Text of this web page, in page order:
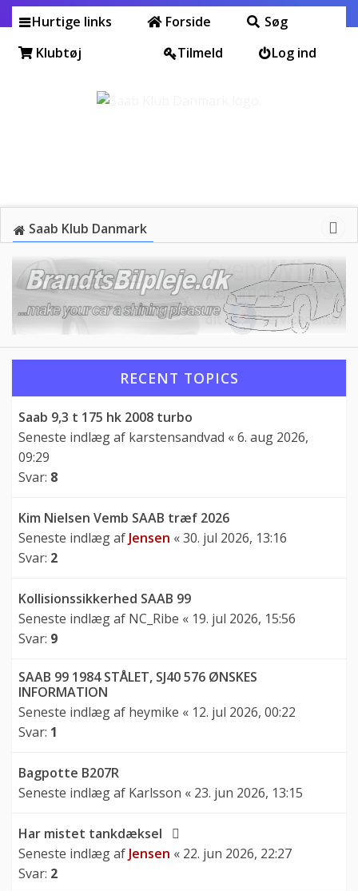
Hurtige links Forside
Søg
Klubtøj
Log ind
Tilmeld
Saab Klub Danmark
RECENT TOPICS
Saab 9,3 t 175 hk 2008 turbo
Seneste indlæg af karstensandvad «6. aug 2026,
09:29
Svar: 8
Kim Nielsen Vemb SAAB træf 2026
Seneste indlæg af Jensen «30. jul 2026, 13:16
Svar: 2
Kollisionssikkerhed SAAB 99
Seneste indlæg af NC_Ribe « 19. jul 2026, 15:56
Svar: 9
SAAB 99 1984 STÅLET, SJ40 576 ØNSKES
INFORMATION
Seneste indlæg af heymike « 12. jul 2026, 00:22
Svar: 1
Bagpotte B207R
Seneste indlæg af Karlsson « 23. jun 2026, 13:15
Har mistet tankdæksel
Seneste indlæg af Jensen « 22. jun 2026, 22:27
Svar: 2